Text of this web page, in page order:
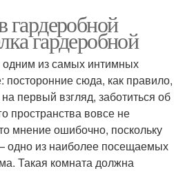
гардеробной
гардеробной
одним из самых интимных
сюда, как правило,
первый взгляд, заботиться об
пространства вовсе не
мнение ошибочно, поскольку
одно из наиболее посещаемых
Такая комната должна